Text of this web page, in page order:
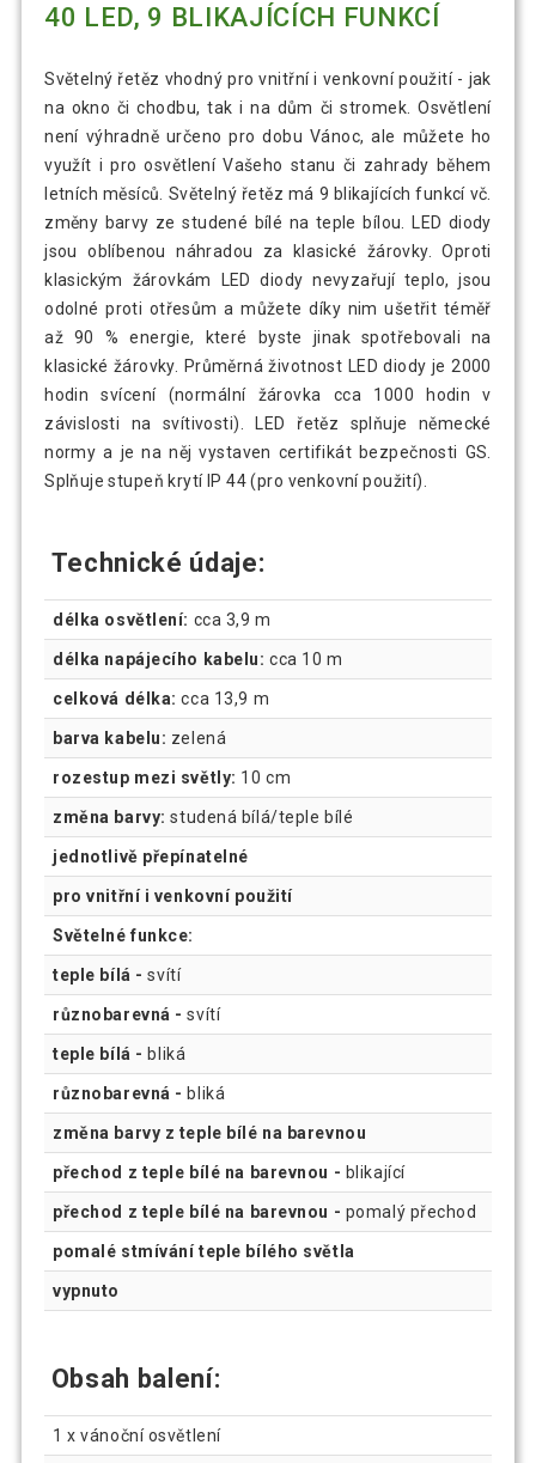
40 LED, 9 BLIKAJÍCÍCH FUNKCÍ
Světelný řetěz vhodný pro vnitřní i venkovní použití - jak
na okno či chodbu, tak i na dům či stromek. Osvětlení
není výhradně určeno pro dobu Vánoc, ale můžete ho
využít i pro osvětlení Vašeho stanu či zahrady během
letních měsíců. Světelný řetěz má 9 blikajících funkcí vč.
změny barvy ze studené bílé na teple bílou. LED diody
jsou oblíbenou náhradou za klasické žárovky. Oproti
klasickým žárovkám LED diody nevyzařují teplo, jsou
odolné proti otřesům a můžete díky nim ušetřit téměř
až 90 % energie, které byste jinak spotřebovali na
klasické žárovky. Průměrná životnost LED diody je 2000
hodin svícení (normální žárovka cca 1000 hodin v
závislosti na svítivosti). LED řetěz splňuje německé
normy a je na něj vystaven certifikát bezpečnosti GS.
Splňuje stupeň krytí IP 44 (pro venkovní použití).
Technické údaje:
délka osvětlení: cca 3,9 m
délka napájecího kabelu: cca 10 m
celková délka: cca 13,9 m
barva kabelu: zelená
rozestup mezi světly: 10 cm
změna barvy: studená bílá/teple bílé
jednotlivě přepínatelné
pro vnitřní i venkovní použití
Světelné funkce:
teple bílá - svítí
různobarevná - svítí
teple bílá - bliká
různobarevná - bliká
změna barvy z teple bílé na barevnou
přechod z teple bílé na barevnou - blikající
přechod z teple bílé na barevnou - pomalý přechod
pomalé stmívání teple bílého světla
vypnuto
Obsah balení:
1 x vánoční osvětlení